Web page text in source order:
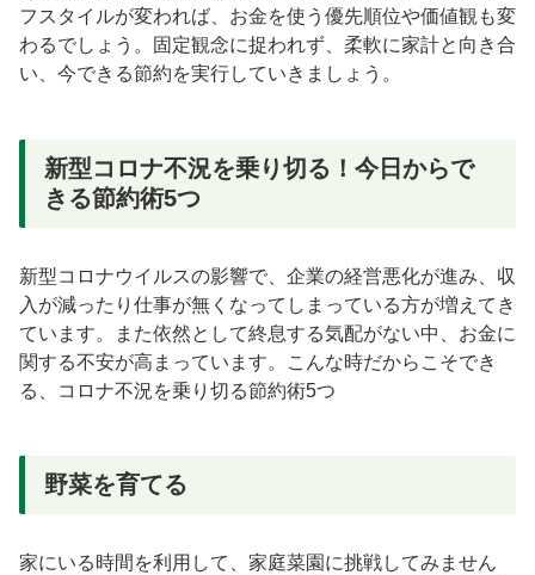
フスタイルが変われば、お金を使う優先順位や価値観も変
わるでしょう。固定観念に捉われず、柔軟に家計と向き合
い、今できる節約を実行していきましょう。
新型コロナ不況を乗り切る！今日からで
きる節約術5つ
新型コロナウイルスの影響で、企業の経営悪化が進み、収
入が減ったり仕事が無くなってしまっている方が増えてき
ています。また依然として終息する気配がない中、お金に
関する不安が高まっています。こんな時だからこそでき
る、コロナ不況を乗り切る節約術5つ
野菜を育てる
家にいる時間を利用して、家庭菜園に挑戦してみません